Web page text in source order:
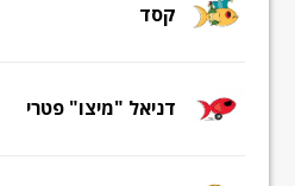
קסד
דניאל "מיצו" פטרי